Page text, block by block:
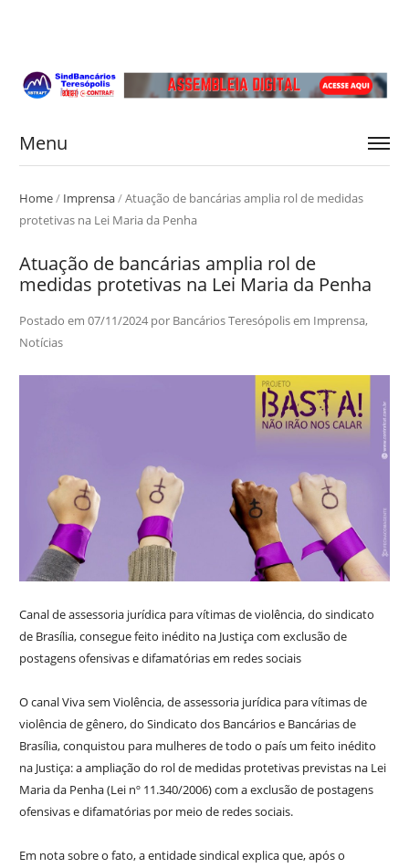
Menu
Home/ Imprensa/Atuação de bancárias amplia rol de medidas
protetivas na Lei Maria da Penha
Atuação de bancárias amplia rol de
medidas protetivas na Lei Maria da Penha
Postado em 07/11/2024por Bancários Teresópolisem Imprensa,
Notícias
Canal de assessoria jurídica para vítimas de violência, do sindicato
de Brasília, consegue feito inédito na Justiça com exclusão de
postagens ofensivas e difamatórias em redes sociais
O canal Viva sem Violência, de assessoria jurídica para vítimas de
violência de gênero, do Sindicato dos Bancários e Bancárias de
Brasília, conquistou para mulheres de todo o país um feito inédito
na Justiça: a ampliação do rol de medidas protetivas previstas na Lei
Maria da Penha (Lei nº 11.340/2006) com a exclusão de postagens
ofensivas e difamatórias por meio de redes sociais.
Em nota sobre o fato, a entidade sindical explica que, após o